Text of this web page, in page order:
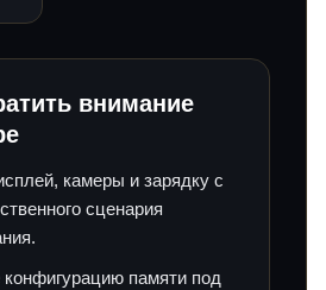
внимание
камеры и зарядку с
сценария
памяти под